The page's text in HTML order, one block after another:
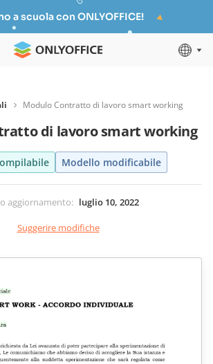
a scuola con ONLYOFFICE!
Modulo Contratto di lavoro smart working
di lavoro smart working
Modello modificabile
aggiornamento: luglio 10, 2022
Suggerire modifiche